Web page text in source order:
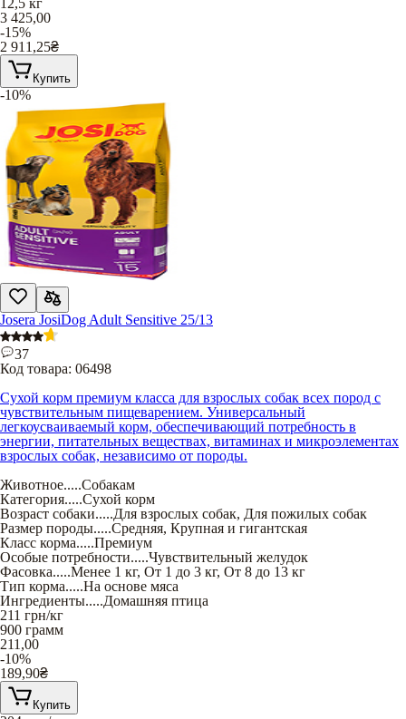
3 425,00
-15%
2 911,25₴
Купить
-10%
Josera JosiDog Adult Sensitive 25/13
37
Код товара: 06498
Сухой корм премиум класса для взрослых собак всех пород с
чувствительным пищеварением. Универсальный
легкоусваиваемый корм, обеспечивающий потребность в
энергии, питательных веществах, витаминах и микроэлементах
взрослых собак, независимо от породы.
Животное.....Собакам
Категория.....Сухой корм
Возраст собаки.....Для взрослых собак, Для пожилых собак
Размер породы.....Средняя, Крупная и гигантская
Класс корма.....Премиум
Особые потребности.....Чувствительный желудок
Фасовка.....Менее 1 кг, От 1 до 3 кг, От 8 до 13 кг
Тип корма.....На основе мяса
Ингредиенты.....Домашняя птица
211 грн/кг
900 грамм
211,00
-10%
189,90₴
Купить